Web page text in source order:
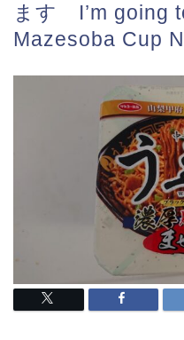
ます I’m going
Mazesoba Cup